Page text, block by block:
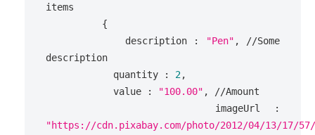
items
{
description
: "Pen" ,
//Some
description
quantity
: 2,
value
: "100.00" ,
//Amount
imageUrl
:
"https://cdn.pixabay.com/photo/2012/04/13/17/